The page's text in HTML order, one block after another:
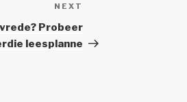
Post
NEXT
Probeer
leesplanne